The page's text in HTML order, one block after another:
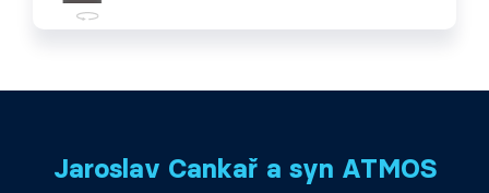
Jaroslav Cankař a syn ATMOS